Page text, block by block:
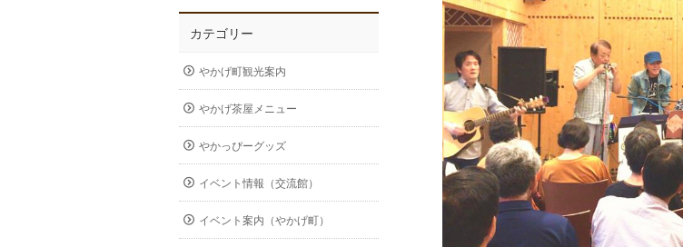
カテゴリー
やかげ町観光案内
やかげ茶屋メニュー
やかっぴーグッズ
イベント情報（交流館）
イベント案内（やかげ町）